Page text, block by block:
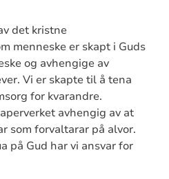
det kristne
menneske er skapt i Guds
og avhengige av
Vi er skapte til å tena
for kvarandre.
avhengig av at
som forvaltarar på alvor.
på Gud har vi ansvar for